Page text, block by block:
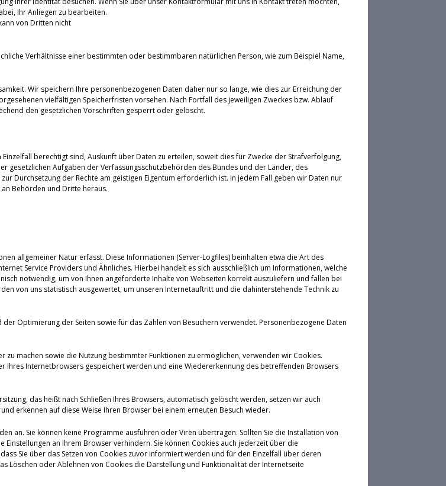
Ihr Anliegen zu bearbeiten.
von Dritten nicht
Verhältnisse einer bestimmten oder bestimmbaren natürlichen Person, wie zum Beispiel Name,
Wir speichern Ihre personenbezogenen Daten daher nur so lange, wie dies zur Erreichung der
vielfältigen Speicherfristen vorsehen. Nach Fortfall des jeweiligen Zweckes bzw. Ablauf
den gesetzlichen Vorschriften gesperrt oder gelöscht.
berechtigt sind, Auskunft über Daten zu erteilen, soweit dies für Zwecke der Strafverfolgung,
gesetzlichen Aufgaben der Verfassungsschutzbehörden des Bundes und der Länder, des
Durchsetzung der Rechte am geistigen Eigentum erforderlich ist. In jedem Fall geben wir Daten nur
Behörden und Dritte heraus.
allgemeiner Natur erfasst. Diese Informationen (Server-Logfiles) beinhalten etwa die Art des
Service Providers und Ähnliches. Hierbei handelt es sich ausschließlich um Informationen, welche
notwendig, um von Ihnen angeforderte Inhalte von Webseiten korrekt auszuliefern und fallen bei
von uns statistisch ausgewertet, um unseren Internetauftritt und die dahinterstehende Technik zu
Optimierung der Seiten sowie für das Zählen von Besuchern verwendet. Personenbezogene Daten
machen sowie die Nutzung bestimmter Funktionen zu ermöglichen, verwenden wir Cookies.
Ihres Internetbrowsers gespeichert werden und eine Wiedererkennung des betreffenden Browsers
das heißt nach Schließen Ihres Browsers, automatisch gelöscht werden, setzen wir auch
erkennen auf diese Weise Ihren Browser bei einem erneuten Besuch wieder.
an. Sie können keine Programme ausführen oder Viren übertragen. Sollten Sie die Installation von
an Ihrem Browser verhindern. Sie können Cookies auch jederzeit über die
Sie über das Setzen von Cookies zuvor informiert werden und für den Einzelfall über deren
Löschen oder Ablehnen von Cookies die Darstellung und Funktionalität der Internetseite